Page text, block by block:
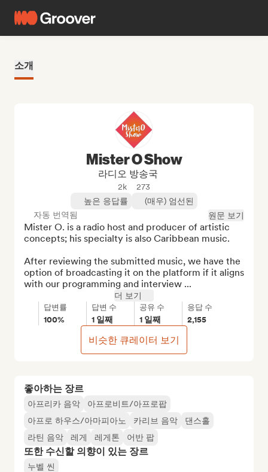
소개
좋아하는 장르
아프리카 음악
아프로비트/아프로팝
아프로 하우스/아마피아노
카리브 음악
댄스홀
라틴 음악
레게 레게톤 어반 팝
또한 수신할 의향이 있는 장르
누벨 씬
Mister O Show
라디오 방송국
2k
273
높은 응답률
(매우) 엄선된
자동 번역됨
원문 보기
Mister O. is a radio host and producer of artistic
concepts; his specialty is also Caribbean music.
After reviewing the submitted music, we have the
option of broadcasting it on the platform if it aligns
with our programming and interview ...
더 보기
답변률
100%
답변 수
1 일째
공유 수
1 일째
응답 수
2,155
비슷한 큐레이터 보기